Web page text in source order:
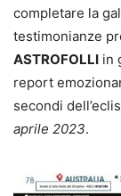
completare la
testimonianze
ASTROFOLLI in
report
secondi
aprile 2023.